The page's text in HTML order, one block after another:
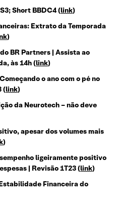
Short BBDC4 (link)
Extrato da Temporada
)
BR Partners | Assista ao
às 14h (link)
o ano com o pé no
(link)
da Neurotech – não deve
apesar dos volumes mais
)
ligeiramente positivo
| Revisão 1T23 (link)
Financeira do